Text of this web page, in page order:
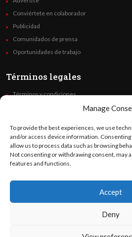
Manage
To provide the best experiences, we use
and/or access device information.
allow us to process data such as browsing
Not consenting or withdrawing consent, may
features and functions.
Accept
Deny
Conviértete en colaborador
Publicidad
Comunidados de prensa
Oportunidades de trabajo
Términos legales
Términos y condiciones
Code of Ethics
Síguenos
©OratoWorld Media 2026. Todos